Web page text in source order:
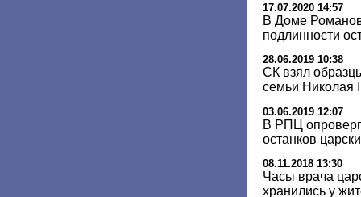
17.07.2020 14:57
В Доме
подлинности
28.06.2019 10:38
СК взял
семьи Николая
03.06.2019 12:07
В РПЦ
останков
08.11.2018 13:30
Часы врача
хранились у